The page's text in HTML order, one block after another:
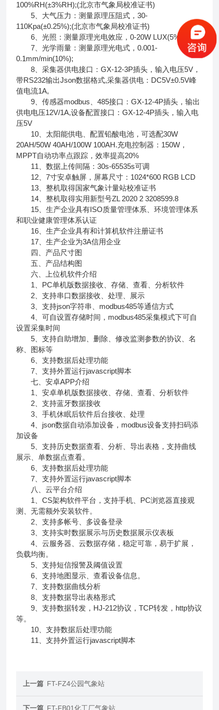
100%RH(±3%RH);(北京市气象局校准证书)
5、大气压力：测量原理压阻式，30-
110Kpa(±0.25%);(北京市气象局校准证书)
6、光照：测量原理光电效应，0-20W LUX(5%)
7、光学雨量：测量原理光电式，0.001-
0.1mm/min(10%);
8、采集器供电接口：GX-12-3P插头，输入电压5V，
带RS232输出Json数据格式,采集器供电：DC5V±0.5V峰
值电流1A,
9、传感器modbus、485接口：GX-12-4P插头，输出
供电电压12V/1A,设备配置接口：GX-12-4P插头，输入电
压5V
10、太阳能供电、配置铅酸电池，可选配30W
20AH/50W 40AH/100W 100AH.充电控制器：150W，
MPPT自动功率点跟踪，效率提高20%
11、数据上传间隔：30s-65535s可调
12、7寸安卓触屏，屏幕尺寸：1024*600 RGB LCD
13、整机取得国家气象计量站校准证书
14、整机取得实用新型号ZL 2020 2 3208599.8
15、生产企业具有ISO质量管理体系、环境管理体系
和职业健康管理体系认证
16、生产企业具有和计算机软件注册证书
17、生产企业为3A信用企业
四、产品尺寸图
五、产品结构图
六、上位机软件介绍
1、PC单机版数据接收、存储、查看、分析软件
2、支持串口数据接收、处理、展示
3、支持json字符串、modbus485等通信方式
4、可自设置存储时间，modbus485采集模式下可自
设置采集时间
5、支持自助增加、删除、修改监测参数的协议、名
称、图标等
6、支持数据后处理功能
7、支持外置运行javascript脚本
七、安卓APP介绍
1、安卓单机版数据接收、存储、查看、分析软件
2、支持蓝牙数据接收
3、手机休眠后软件后台接收、处理
4、json数据自动添加设备，modbus设备支持扫码添
加设备
5、支持历史数据查看、分析、导出表格，支持曲线
展示、单数据点查看。
6、支持数据后处理功能
7、支持外置运行javascript脚本
八、云平台介绍
1、CS架构软件平台，支持手机、PC浏览器直接观
测、无需额外安装软件。
2、支持多帐号、多设备登录
3、支持实时数据展示与历史数据展示仪表板
4、云服务器、云数据存储，稳定可靠，易于扩展，
负载均衡。
5、支持短信报警及阈值设置
6、支持地图显示、查看设备信息。
7、支持数据曲线分析
8、支持数据导出表格形式
9、支持数据转发，HJ-212协议，TCP转发，http协议
等。
10、支持数据后处理功能
11、支持外置运行javascript脚本
上一篇 FT-FZ4公园气象站
下一篇 FT-FB01化工厂气象站